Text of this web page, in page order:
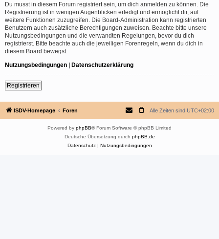
Du musst in diesem Forum registriert sein, um dich anmelden zu können. Die
Registrierung ist in wenigen Augenblicken erledigt und ermöglicht dir, auf
weitere Funktionen zuzugreifen. Die Board-Administration kann registrierten
Benutzern auch zusätzliche Berechtigungen zuweisen. Beachte bitte unsere
Nutzungsbedingungen und die verwandten Regelungen, bevor du dich
registrierst. Bitte beachte auch die jeweiligen Forenregeln, wenn du dich in
diesem Board bewegst.
Nutzungsbedingungen | Datenschutzerklärung
Registrieren
ISDV-Homepage Foren Alle Zeiten sind UTC+02:00
Powered by phpBB® Forum Software © phpBB Limited
Deutsche Übersetzung durch phpBB.de
Datenschutz| Nutzungsbedingungen